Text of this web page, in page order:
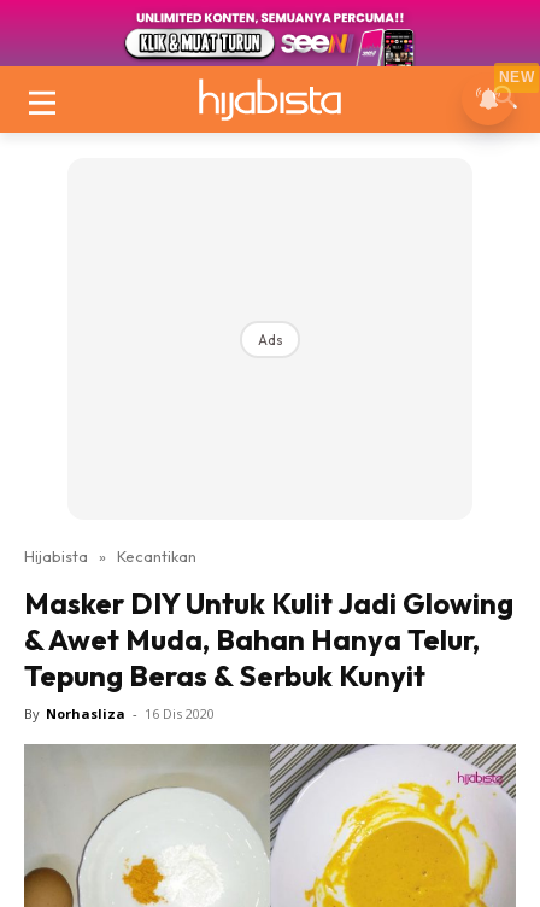
Ads
Hijabista » Kecantikan
Masker DIY Untuk Kulit Jadi Glowing
& Awet Muda, Bahan Hanya Telur,
Tepung Beras & Serbuk Kunyit
By Norhasliza - 16 Dis 2020
NEW